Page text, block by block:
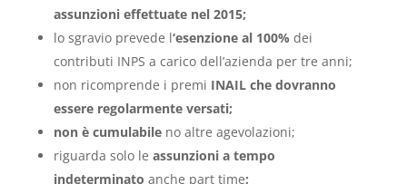
assunzioni effettuate nel 2015;
lo sgravio prevede l‘esenzione al 100% dei
contributi INPS a carico dell’azienda per tre anni;
non ricomprende i premi INAIL che dovranno
essere regolarmente versati;
non è cumulabile no altre agevolazioni;
riguarda solo le assunzioni a tempo
indeterminato anche part time;